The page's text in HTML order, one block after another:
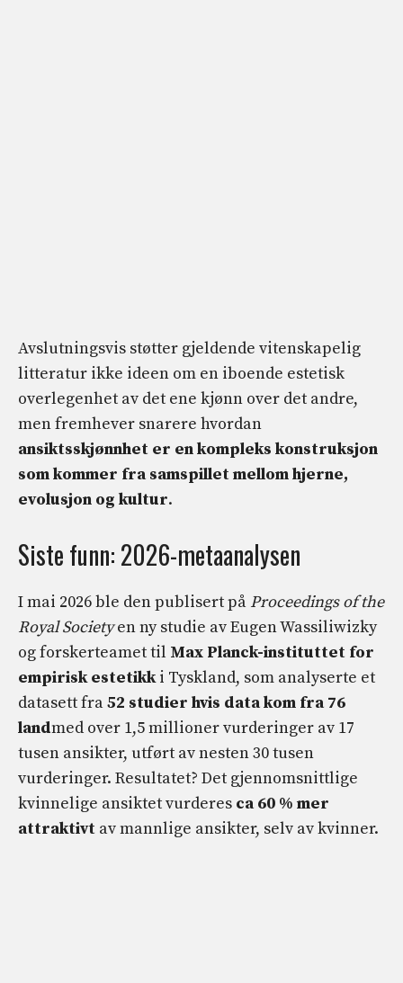
Avslutningsvis støtter gjeldende vitenskapelig
litteratur ikke ideen om en iboende estetisk
overlegenhet av det ene kjønn over det andre,
men fremhever snarere hvordan
ansiktsskjønnhet er en kompleks konstruksjon
som kommer fra samspillet mellom hjerne,
evolusjon og kultur.
Siste funn: 2026-metaanalysen
I mai 2026 ble den publisert på Proceedings of the
Royal Societyen ny studie av Eugen Wassiliwizky
og forskerteamet til Max Planck-instituttet for
empirisk estetikki Tyskland, som analyserte et
datasett fra52 studier hvis data kom fra 76
landmed over 1,5 millioner vurderinger av 17
tusen ansikter, utført av nesten 30 tusen
vurderinger. Resultatet? Det gjennomsnittlige
kvinnelige ansiktet vurderes ca 60 % mer
attraktivt av mannlige ansikter, selv av kvinner.